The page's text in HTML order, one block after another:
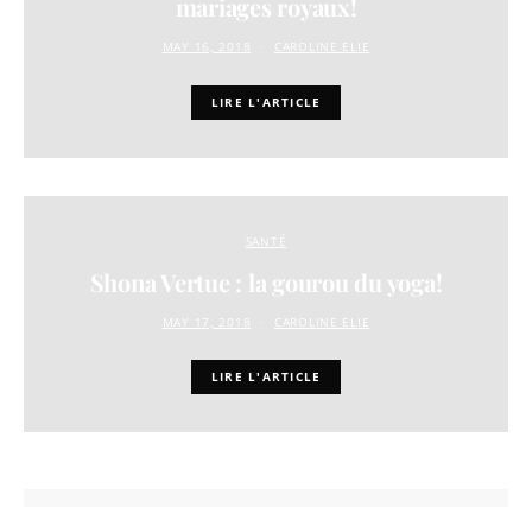
mariages royaux!
MAY 16, 2018 CAROLINE ELIE
LIRE L'ARTICLE
SANTÉ
Shona Vertue : la gourou du yoga!
MAY 17, 2018 CAROLINE ELIE
LIRE L'ARTICLE